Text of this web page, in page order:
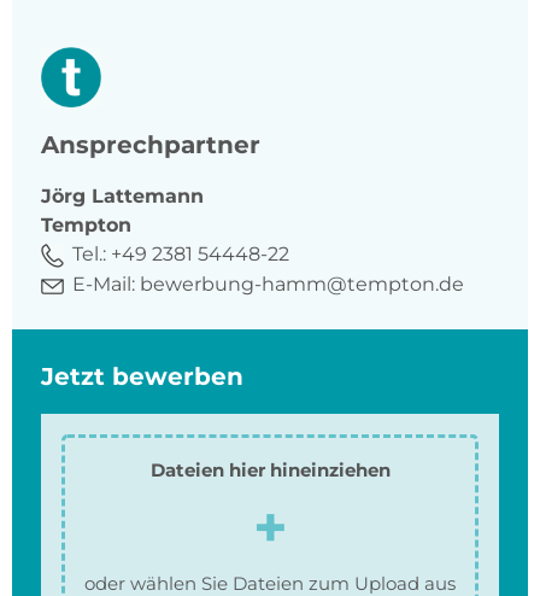
Ansprechpartner
Jörg Lattemann
Tempton
Tel.: +49 2381 54448-22
E-Mail: bewerbung-hamm@tempton.de
Jetzt bewerben
Dateien hier hineinziehen
oder wählen Sie Dateien zum Upload aus